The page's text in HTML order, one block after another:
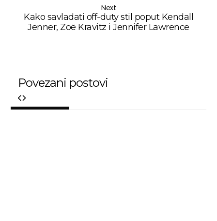
Next
Kako savladati off-duty stil poput Kendall
Jenner, Zoë Kravitz i Jennifer Lawrence
Povezani postovi